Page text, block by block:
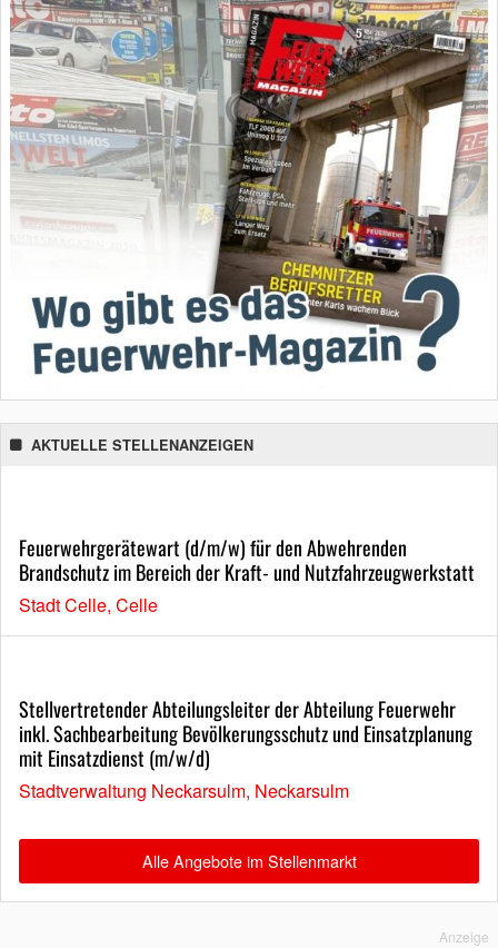
AKTUELLE STELLENANZEIGEN
Feuerwehrgerätewart (d/m/w) für den Abwehrenden
Brandschutz im Bereich der Kraft- und Nutzfahrzeugwerkstatt
Stadt Celle, Celle
Stellvertretender Abteilungsleiter der Abteilung Feuerwehr
inkl. Sachbearbeitung Bevölkerungsschutz und Einsatzplanung
mit Einsatzdienst (m/w/d)
Stadtverwaltung Neckarsulm, Neckarsulm
Alle Angebote im Stellenmarkt
Anzeige